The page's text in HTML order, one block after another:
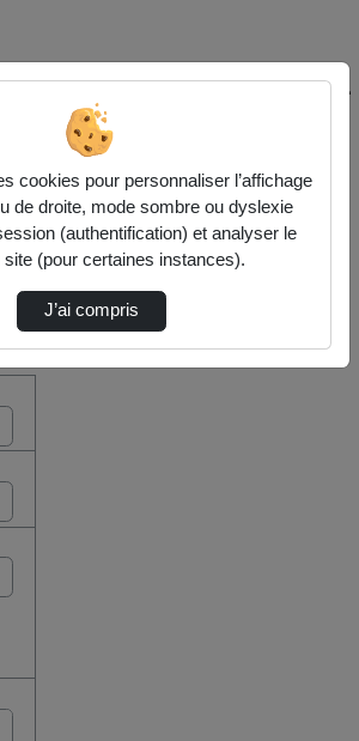
de l'université Paris
un média sur Médiathèque de l'université
cookies pour personnaliser l’affichage
de droite, mode sombre ou dyslexie
(authentification) et analyser le
site (pour certaines instances).
J’ai compris